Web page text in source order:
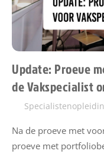
Update: Proeve
de Vakspecialist
Na de proeve met
proeve met